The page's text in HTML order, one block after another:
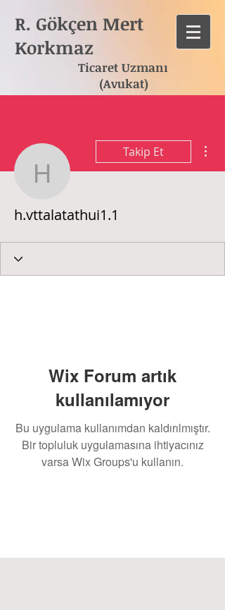
R. Gökçen Mert
Korkmaz
Ticaret Uzmanı
(Avukat)
h.vttalatathui1.1
Takip Et
h.vttalatathui1.1
Wix Forum artık
kullanılamıyor
Bu uygulama kullanımdan kaldırılmıştır.
Bir topluluk uygulamasına ihtiyacınız
varsa Wix Groups'u kullanın.